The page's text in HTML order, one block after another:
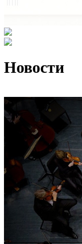
Новости